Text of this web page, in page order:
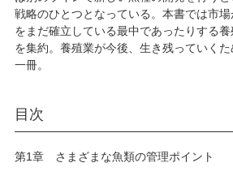
戦略のひとつとなっている。本書では市
をまだ確立している最中であったりする
を集約。養殖業が今後、生き残っていく
一冊。
目次
第1章 さまざまな魚類の管理ポイント